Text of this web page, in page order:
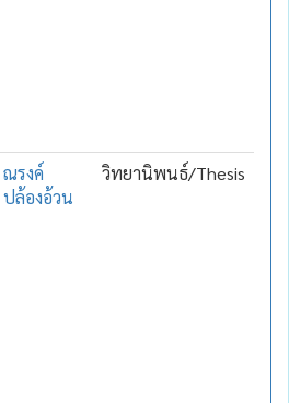
ณรงค์
ปล้องอ้วน
วิทยานิพนธ์/Thesis